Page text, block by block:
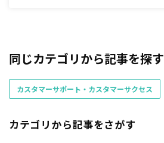
同じカテゴリから記事を探す
カスタマーサポート・カスタマーサクセス
カテゴリから記事をさがす